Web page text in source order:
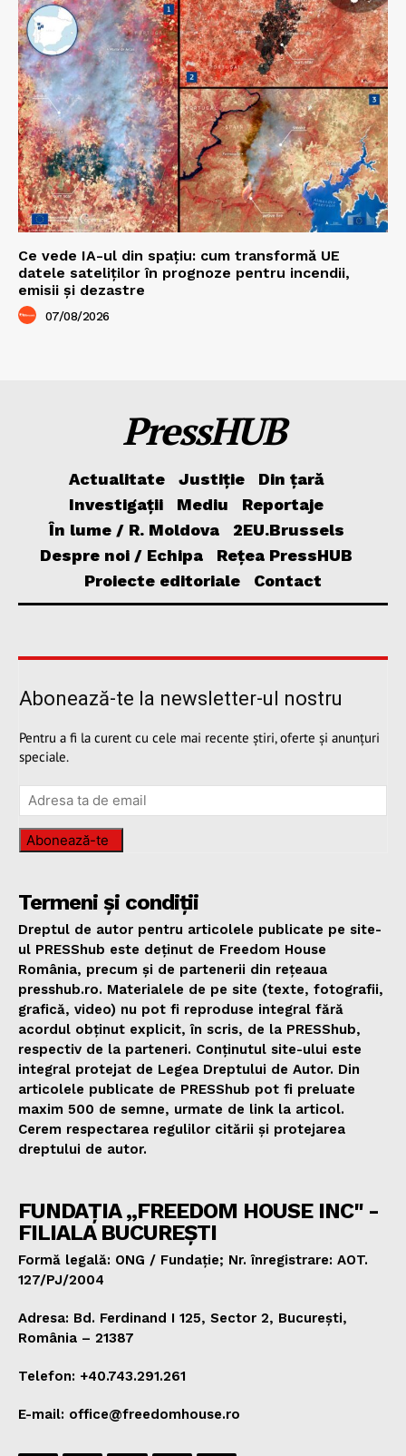
Ce vede IA-ul din spațiu: cum transformă UE
datele sateliților în prognoze pentru incendii,
emisii și dezastre
07/08/2026
PressHUB
Actualitate Justiție
Din țară
Investigații
Mediu
Reportaje
În lume / R. Moldova
2EU.Brussels
Despre noi / Echipa
Rețea PressHUB
Proiecte editoriale
Contact
Abonează-te la newsletter-ul nostru
Pentru a fi la curent cu cele mai recente știri, oferte și anunțuri
speciale.
Abonează-te
Termeni și condiții
Dreptul de autor pentru articolele publicate pe site-
ul PRESShub este deținut de Freedom House
România, precum și de partenerii din rețeaua
presshub.ro. Materialele de pe site (texte, fotografii,
grafică, video) nu pot fi reproduse integral fără
acordul obținut explicit, în scris, de la PRESShub,
respectiv de la parteneri. Conținutul site-ului este
integral protejat de Legea Dreptului de Autor. Din
articolele publicate de PRESShub pot fi preluate
maxim 500 de semne, urmate de link la articol.
Cerem respectarea regulilor citării și protejarea
dreptului de autor.
FUNDAȚIA „FREEDOM HOUSE INC" -
FILIALA BUCUREȘTI
Formă legală: ONG / Fundație; Nr. înregistrare: AOT.
127/PJ/2004
Adresa: Bd. Ferdinand I 125, Sector 2, București,
România – 21387
Telefon: +40.743.291.261
E-mail: office@freedomhouse.ro